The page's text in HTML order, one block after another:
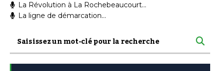
La Révolution à La Rochebeaucourt…
La ligne de démarcation…